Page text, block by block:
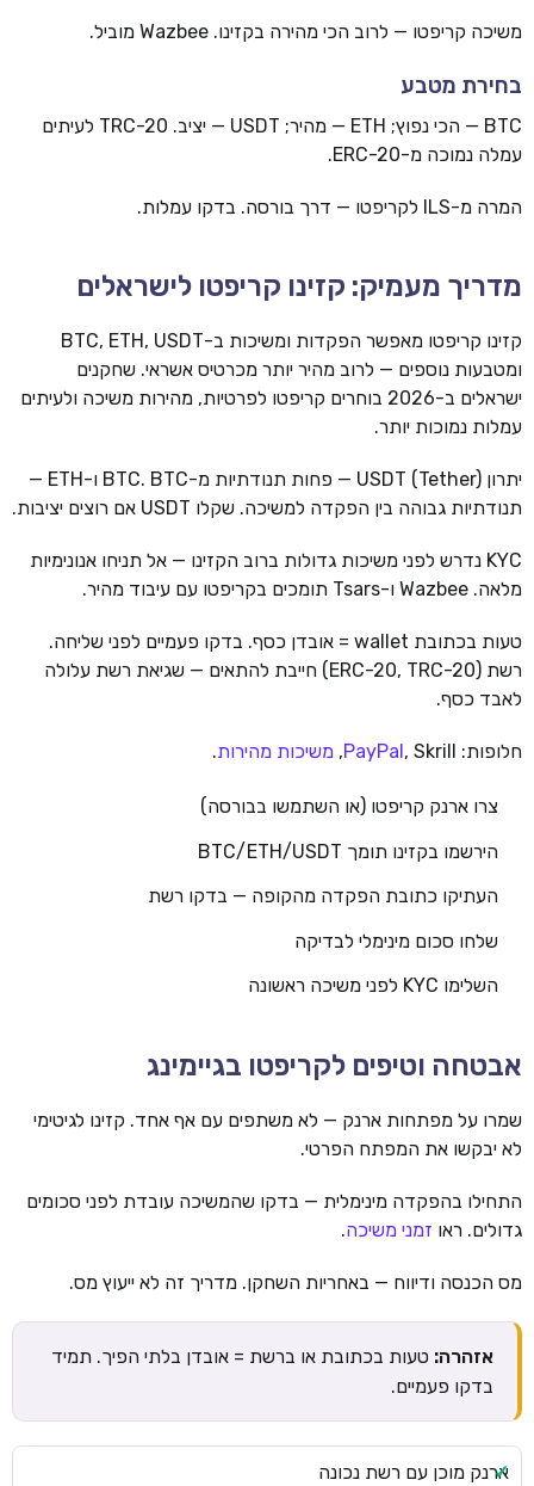
משיכה קריפטו — לרוב הכי מהירה בקזינו. Wazbee מוביל.
בחירת מטבע
BTC — הכי נפוץ; ETH — מהיר; USDT — יציב. TRC-20 לעיתים
עמלה נמוכה מ-ERC-20.
המרה מ-ILS לקריפטו — דרך בורסה. בדקו עמלות.
מדריך מעמיק: קזינו קריפטו לישראלים
קזינו קריפטו מאפשר הפקדות ומשיכות ב-BTC, ETH, USDT
ומטבעות נוספים — לרוב מהיר יותר מכרטיס אשראי. שחקנים
ישראלים ב-2026 בוחרים קריפטו לפרטיות, מהירות משיכה ולעיתים
עמלות נמוכות יותר.
יתרון USDT (Tether) — פחות תנודתיות מ-BTC. BTC ו-ETH —
תנודתיות גבוהה בין הפקדה למשיכה. שקלו USDT אם רוצים יציבות.
KYC נדרש לפני משיכות גדולות ברוב הקזינו — אל תניחו אנונימיות
מלאה. Wazbee ו-Tsars תומכים בקריפטו עם עיבוד מהיר.
טעות בכתובת wallet = אובדן כסף. בדקו פעמיים לפני שליחה.
רשת (ERC-20, TRC-20) חייבת להתאים — שגיאת רשת עלולה
לאבד כסף.
חלופות: PayPal , Skrill, משיכות מהירות.
צרו ארנק קריפטו (או השתמשו בבורסה)
הירשמו בקזינו תומך BTC/ETH/USDT
העתיקו כתובת הפקדה מהקופה — בדקו רשת
שלחו סכום מינימלי לבדיקה
השלימו KYC לפני משיכה ראשונה
אבטחה וטיפים לקריפטו בגיימינג
שמרו על מפתחות ארנק — לא משתפים עם אף אחד. קזינו לגיטימי
לא יבקשו את המפתח הפרטי.
התחילו בהפקדה מינימלית — בדקו שהמשיכה עובדת לפני סכומים
גדולים. ראו זמני משיכה.
מס הכנסה ודיווח — באחריות השחקן. מדריך זה לא ייעוץ מס.
אזהרה: טעות בכתובת או ברשת = אובדן בלתי הפיך. תמיד
בדקו פעמיים.
ארנק מוכן עם רשת נכונה